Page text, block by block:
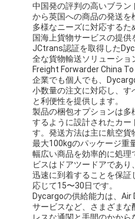
国際的な貨物Forward
航空貨物のForward
海上貨物
DDP 中国 から 発送
明白な船積み
鉄道貨物運送
Amazonへ発送
トラック貨物
中国発の評判の高いブラン
から英国への商品の発送
多様なニーズに対応するた
国海上貨物サービスの提供
JCtrans認証を取得した
全な貨物輸送ソリューショ
Freight Forwarder China
企業でも個人でも、
小数量の注文に対応し、
と利便性を提供します。
製品の梱包オプションは
するように設計されたカー
す。発送方法は主に航空貨
最大100kgのパッケージ重
幅広い商品を効率的に処
ビスはドアツードアであ
迅速に到着することを保証
応じて15〜30日です。
Dycargoの供給能力は、Air
サービスなど、さまざまな